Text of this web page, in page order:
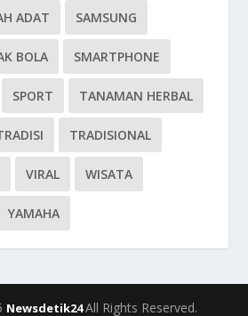
ADAT SAMSUNG
BOLA SMARTPHONE
SPORT TANAMAN HERBAL
TRADISIONAL
VIRAL WISATA
YAMAHA
Newsdetik24All Rights Reserved.